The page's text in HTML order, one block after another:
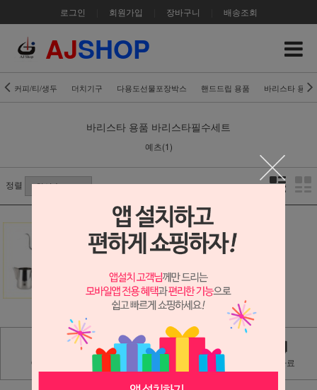
로그인 회원가입 장바구니 배송조회
AJSHOP
커피/티/생두 더치기구 다용도선물포장박스 핸드드립 용품 바리스타 용품
바리스타 용품 바리스타필수세트
예츠(1)
정렬
[카페에스]바리스
타 필수품 세트
164,000원
Q&A 상품후기 자료실 보도자료